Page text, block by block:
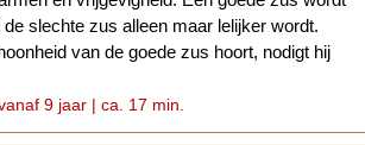
slechte zus alleen maar lelijker wordt.
van de goede zus hoort, nodigt hij
9 jaar | ca. 17 min.